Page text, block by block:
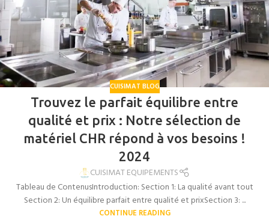
CUISIMAT BLOG
Trouvez le parfait équilibre entre
qualité et prix : Notre sélection de
matériel CHR répond à vos besoins !
2024
CUISIMAT EQUIPEMENTS
Tableau de ContenusIntroduction: Section 1: La qualité avant tout
Section 2: Un équilibre parfait entre qualité et prixSection 3: ...
CONTINUE READING